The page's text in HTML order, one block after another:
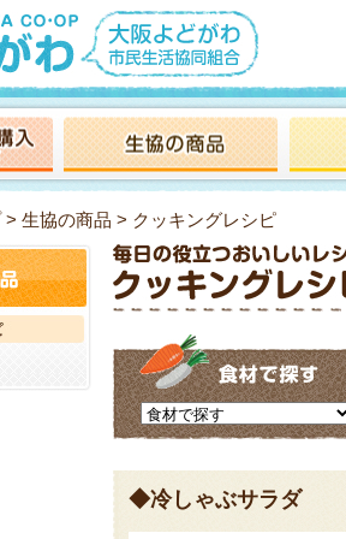
> 生協の商品 > クッキングレシピ
◆冷しゃぶサラダ